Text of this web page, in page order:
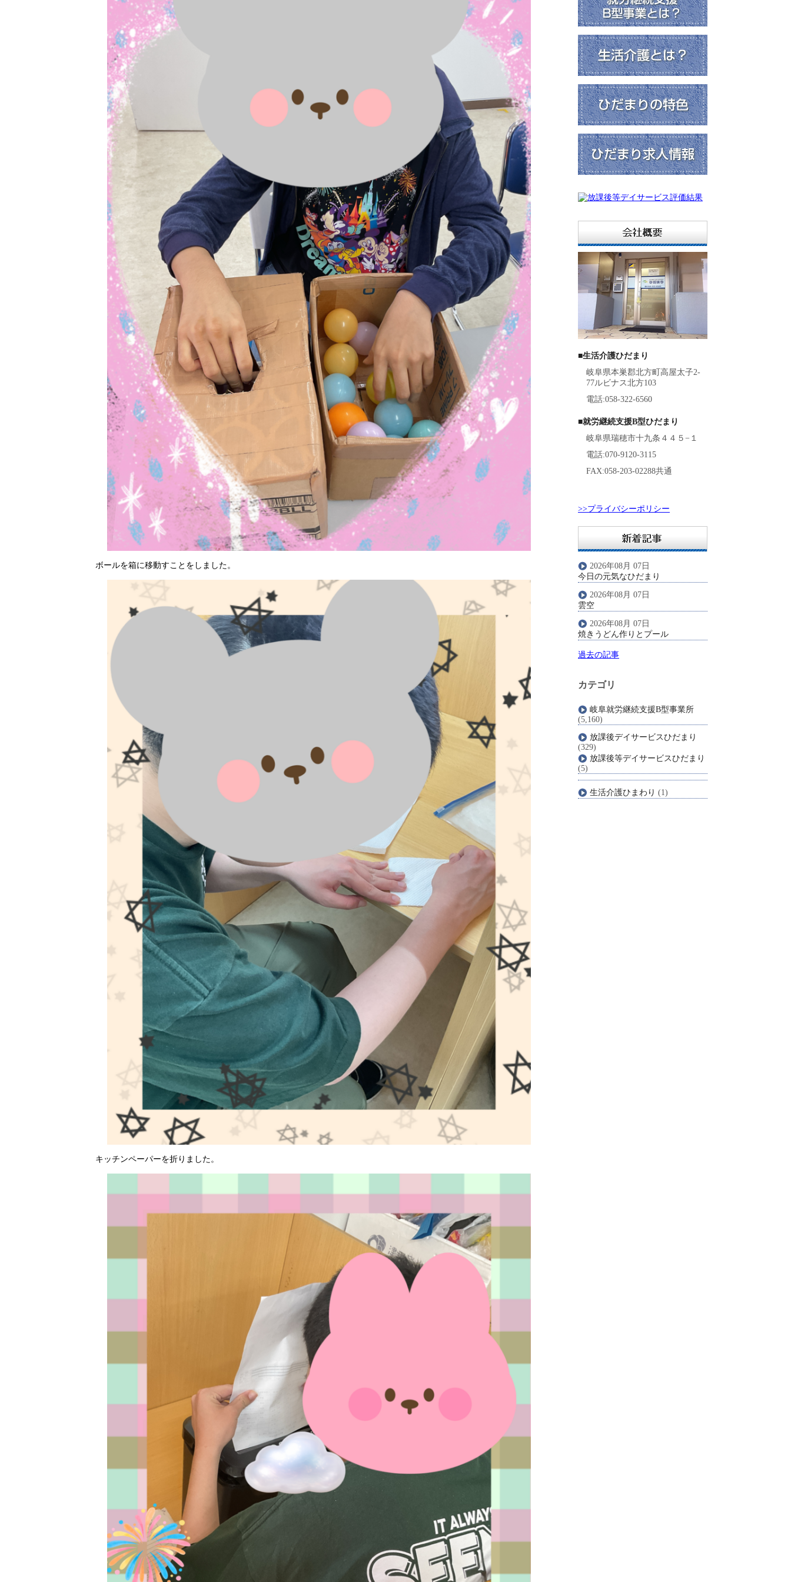
ボールを箱に移動すことをしました。
キッチンペーパーを折りました。
■生活介護ひだまり
岐阜県本巣郡北方町高屋太子2-
77ルビナス北方103
電話:058-322-6560
■就労継続支援B型ひだまり
岐阜県瑞穂市十九条４４５−１
電話:070-9120-3115
FAX:058-203-02288共通
>>プライバシーポリシー
2026年08月 07日
今日の元気なひだまり
2026年08月 07日
雲空
2026年08月 07日
焼きうどん作りとプール
過去の記事
カテゴリ
岐阜就労継続支援B型事業所
(5,160)
放課後デイサービスひだまり
(329)
放課後等デイサービスひだまり
(5)
生活介護ひまわり (1)